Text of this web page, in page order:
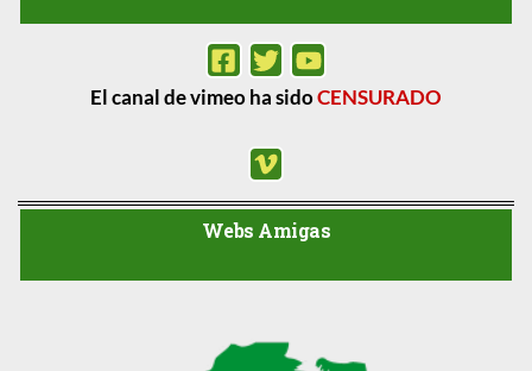
El canal de vimeo ha sidoCENSURADO
Webs Amigas